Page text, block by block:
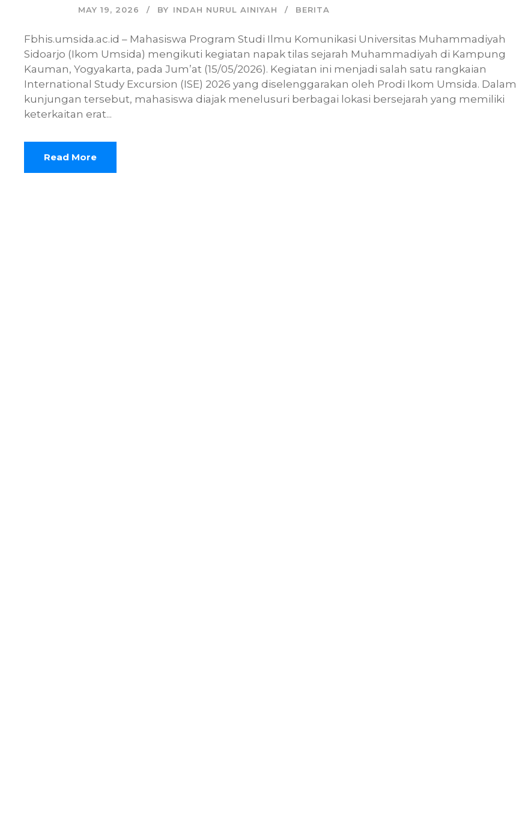
MAY 19, 2026 BY INDAH NURUL AINIYAH BERITA
Fbhis.umsida.ac.id – Mahasiswa Program Studi Ilmu Komunikasi Universitas Muhammadiyah
Sidoarjo (Ikom Umsida) mengikuti kegiatan napak tilas sejarah Muhammadiyah di Kampung
Kauman, Yogyakarta, pada Jum’at (15/05/2026). Kegiatan ini menjadi salah satu rangkaian
International Study Excursion (ISE) 2026 yang diselenggarakan oleh Prodi Ikom Umsida. Dalam
kunjungan tersebut, mahasiswa diajak menelusuri berbagai lokasi bersejarah yang memiliki
keterkaitan erat...
Read More